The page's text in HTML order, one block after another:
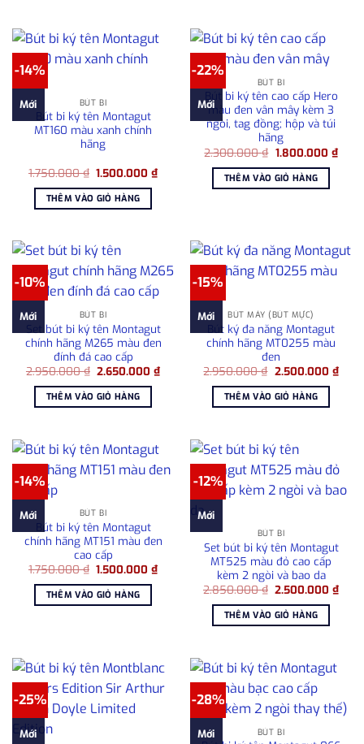
-14%
Mới BÚT BI
Bút bi ký tên Montagut
MT160 màu xanh chính
hãng
1.750.000₫ Giá
là:
1.750.000 ₫.
1.500.000₫Giá
hiện
THÊM VÀO GIỎ HÀNG
-22%
Mới
BÚT BI
Bút bi ký tên cao cấp Hero
màu đen vân mây kèm 3
ngòi, tag đồng; hộp và túi
hãng
2.300.000₫ Giá
là:
2.300.000 ₫.
1.800.000 ₫Giá
hiện
THÊM VÀO GIỎ HÀNG
-10%
Mới BÚT BI
Set bút bi ký tên Montagut
chính hãng M265 màu đen
đính đá cao cấp
2.950.000₫ Giá
là:
2.950.000 ₫.
2.650.000₫Giá
hiện
2.650.000 ₫.
THÊM VÀO GIỎ HÀNG
-15%
Mới BÚT MÁY (BÚT MỰC)
Bút ký đa năng Montagut
chính hãng MT0255 màu
đen
2.950.000₫ Giá
là:
2.950.000 ₫.
2.500.000 ₫Giá
hiện
THÊM VÀO GIỎ HÀNG
-14%
Mới BÚT BI
Bút bi ký tên Montagut
chính hãng MT151 màu đen
cao cấp
1.750.000₫ Giá
là:
1.750.000 ₫.
1.500.000₫Giá
THÊM VÀO GIỎ HÀNG
-12%
Mới
BÚT BI
Set bút bi ký tên Montagut
MT525 màu đỏ cao cấp
kèm 2 ngòi và bao da
2.850.000₫ Giá
là:
2.850.000 ₫.
2.500.000₫Giá
THÊM VÀO GIỎ HÀNG
-25%
Mới
-28%
Mới BÚT BI